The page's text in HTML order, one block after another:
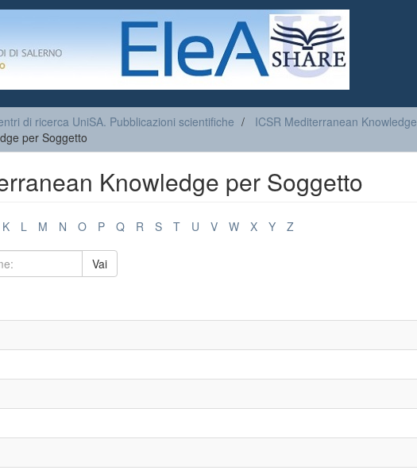
di ricerca UniSA. Pubblicazioni scientifiche
ICSR Mediterranean Knowledge
per Soggetto
Knowledge per Soggetto
K L M N O P Q R S T U V W X Y Z
Vai